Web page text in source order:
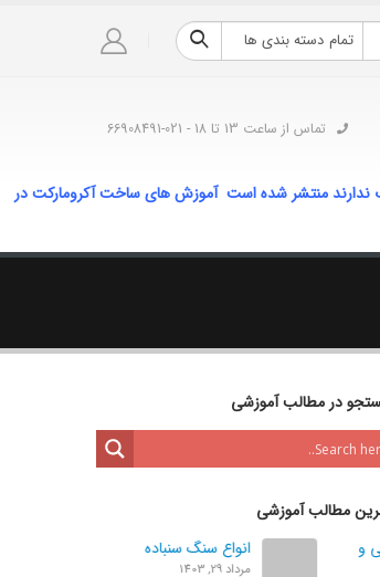
تمام دسته بندی ها
تماس از ساعت 13 تا 18 - 021-66908491
ندارند منتشر شده است آموزش های ساخت آکرومارکت در
در مطالب آموزشی
مطالب آموزشی
انواع سنگ سنباده